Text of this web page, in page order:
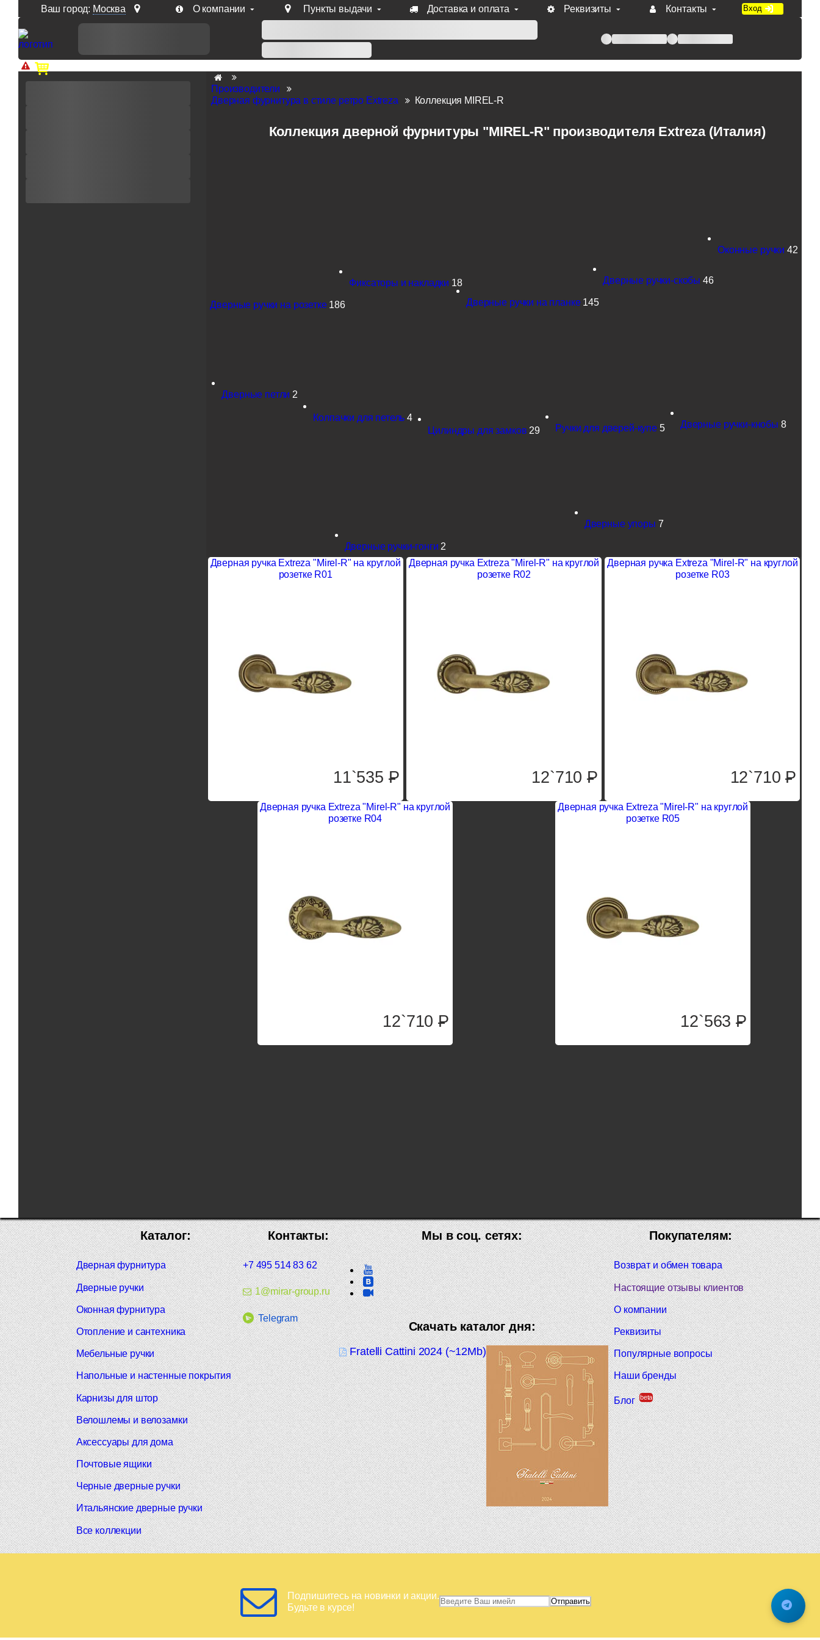
Ваш город: Москва О компании Пункты выдачи Доставка и оплата Реквизиты Контакты Вход
Доп. скидка от цен на сайте 7% при заказе от 50 тыс. руб продукции Venezia, Fratelli, Tupai, Extreza, Melodia, Forme при оплате по счету.
Производители
Дверная фурнитура в стиле ретро Extreza
Коллекция MIREL-R
Коллекция дверной фурнитуры "MIREL-R" производителя Extreza (Италия)
Дверные ручки на розетке 186
Фиксаторы и накладки 18
Дверные ручки на планке 145
Дверные ручки-скобы 46
Оконные ручки 42
Дверные петли 2
Колпачки для петель 4
Цилиндры для замков 29 Ручки для дверей-купе 5 Дверные ручки-кнобы 8
Дверные ручки-гонги 2
Дверные упоры 7
Дверная ручка Extreza "Mirel-R" на круглой
розетке R01
11`535 P
Дверная ручка Extreza "Mirel-R" на круглой
розетке R02
12`710P
Дверная ручка Extreza "Mirel-R" на круглой
розетке R03
12`710P
Дверная ручка Extreza "Mirel-R" на круглой
розетке R04
12`710P
Дверная ручка Extreza "Mirel-R" на круглой
розетке R05
12`563P
Покупателям:
Возврат и обмен товара
Настоящие отзывы клиентов
О компании
Реквизиты
Популярные вопросы
Наши бренды
Блог beta
Мы в соц. сетях:
Скачать каталог дня:
Fratelli Cattini 2024 (~12Mb)
Контакты:
+7 495 514 83 62
1@mirar-group.ru
Telegram
Каталог:
Дверная фурнитура
Дверные ручки
Оконная фурнитура
Отопление и сантехника
Мебельные ручки
Напольные и настенные покрытия
Карнизы для штор
Велошлемы и велозамки
Аксессуары для дома
Почтовые ящики
Черные дверные ручки
Итальянские дверные ручки
Все коллекции
Подпишитесь на новинки и акции.
Будьте в курсе!